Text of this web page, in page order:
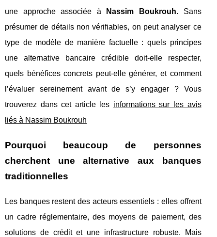
une approche associée à
Nassim Boukrouh. Sans
présumer de détails non vérifiables, on peut analyser ce
type de modèle de manière factuelle : quels principes
une alternative bancaire crédible doit-elle respecter,
quels bénéfices concrets peut-elle générer, et comment
l’évaluer sereinement avant de s’y engager ? Vous
trouverez dans cet article les informations sur les avis
liés à Nassim Boukrouh
Pourquoi beaucoup de personnes
cherchent une alternative aux banques
traditionnelles
Les banques restent des acteurs essentiels : elles offrent
un cadre réglementaire, des moyens de paiement, des
solutions de crédit et une infrastructure robuste. Mais